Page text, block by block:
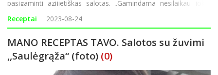
pasigaminti azijietiškas salotas. „Gamindama nesilaikau jokių
proporcijų, kas šauna į galvą ar yra šaldytuve tą ir dedu, tik
aliejaus vi
Receptai 2023-08-24
MANO RECEPTAS TAVO. Salotos su žuvimi
,,Saulėgrąža“ (foto) (0)